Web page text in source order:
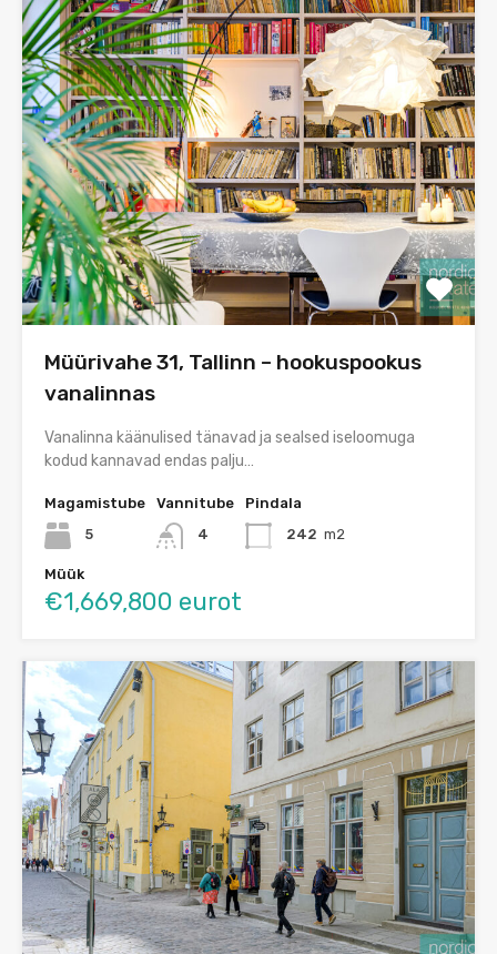
Müürivahe 31, Tallinn – hookuspookus
vanalinnas
Vanalinna käänulised tänavad ja sealsed iseloomuga
kodud kannavad endas palju…
Magamistube
5
Vannitube
4
Pindala
242 m2
Müük
€1,669,800 eurot